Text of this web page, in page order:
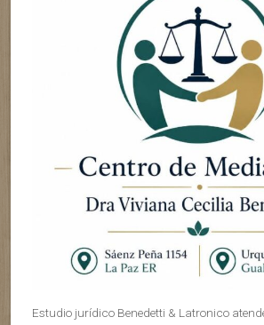
Estudio jurídico Benedetti & Latronico